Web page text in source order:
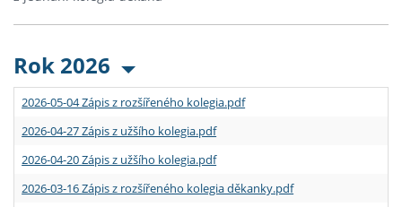
Rok 2026
2026-05-04 Zápis z rozšířeného kolegia.pdf
2026-04-27 Zápis z užšího kolegia.pdf
2026-04-20 Zápis z užšího kolegia.pdf
2026-03-16 Zápis z rozšířeného kolegia děkanky.pdf